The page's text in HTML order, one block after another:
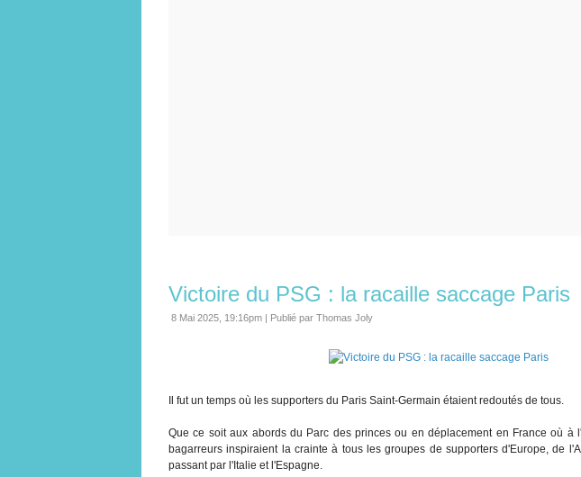
Victoire du PSG : la racaille saccage Paris
8 Mai 2025, 19:16pm | Publié par Thomas Joly
Il fut un temps où les supporters du Paris Saint-Germain étaient redoutés de tous.
Que ce soit aux abords du Parc des princes ou en déplacement en France où à
bagarreurs inspiraient la crainte à tous les groupes de supporters d'Europe, de
passant par l'Italie et l'Espagne.